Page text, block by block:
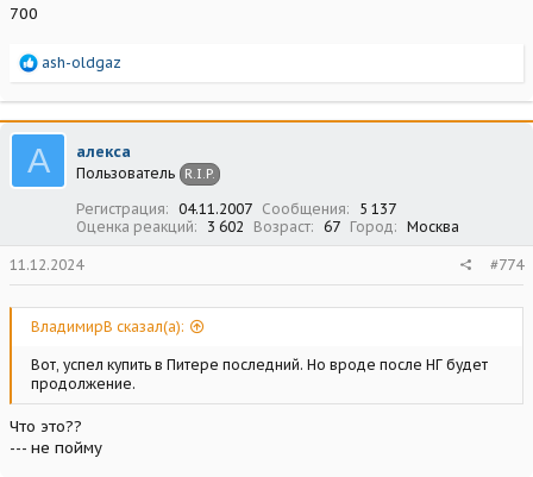
700
Р
а
к
ц
и
и
ash-oldgaz
А алекса
Пользователь R.I.P.
Регистрация 04.11.2007 Сообщения
5 137
Оценка реакций
3 602 Возраст 67 Город Москва
11.12.2024 #774
ВладимирВ сказал(а):
Вот, успел купить в Питере последний. Но вроде после НГ будет
продолжение.
Что это??
--- не пойму